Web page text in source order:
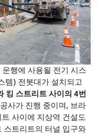
행에 사용될 전기 시스
템) 전봇대가 설치되고
킹 스트리트 사이의 4번
사가 진행 중이며, 브라
사이에 지상역 건설도
스트리트의 터널 입구와